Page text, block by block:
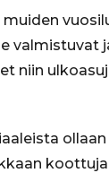
valmistuvat
niin